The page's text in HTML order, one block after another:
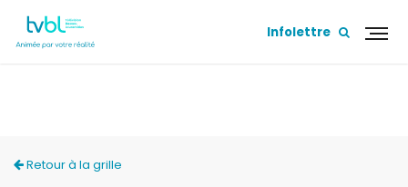
Infolettre
Retour à la grille